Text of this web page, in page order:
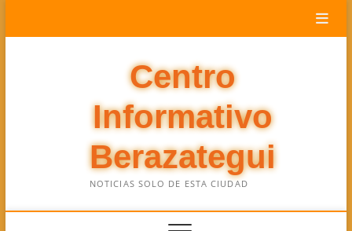
Centro
Informativo
Berazategui
NOTICIAS SOLO DE ESTA CIUDAD